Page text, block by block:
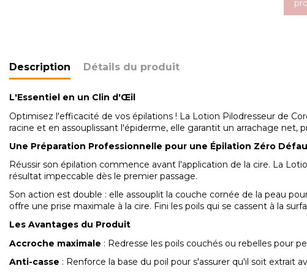
Description Détails du produit
L'Essentiel en un Clin d'Œil
Optimisez l'efficacité de vos épilations ! La Lotion Pilodresseur de
racine et en assouplissant l'épiderme, elle garantit un arrachage net,
Une Préparation Professionnelle pour une Épilation Zéro
Réussir son épilation commence avant l'application de la cire. La
résultat impeccable dès le premier passage.
Son action est double : elle assouplit la couche cornée de la peau
offre une prise maximale à la cire. Fini les poils qui se cassent à la
Les Avantages du Produit
Accroche maximale : Redresse les poils couchés ou rebelles pour
Anti-casse : Renforce la base du poil pour s'assurer qu'il soit extrait